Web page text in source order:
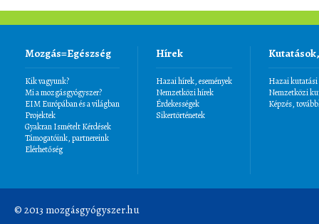
Mozgás=Egészség
Kik vagyunk?
Mi a mozgásgyógyszer?
EIM Európában és a világban
Projektek
Gyakran Ismételt Kérdések
Támogatóink, partnereink
Elérhetőség
Hírek
Hazai hírek, események
Nemzetközi hírek
Érdekességek
Sikertörténetek
Hazai kutatási
Nemzetközi
Képzés,
© 2013 mozgásgyógyszer.hu